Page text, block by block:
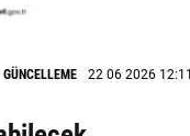
GÜNCELLEME 22 06 2026 12:11